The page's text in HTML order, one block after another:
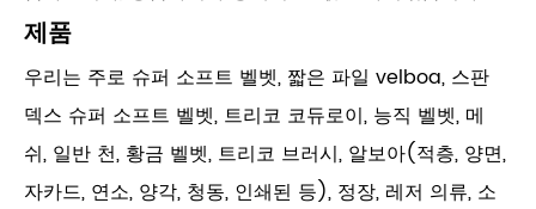
제품
우리는 주로 슈퍼 소프트 벨벳, 짧은 파일 velboa, 스판
덱스 슈퍼 소프트 벨벳, 트리코 코듀로이, 능직 벨벳, 메
쉬, 일반 천, 황금 벨벳, 트리코 브러시, 알보아(적층, 양면,
자카드, 연소, 양각, 청동, 인쇄된 등), 정장, 레저 의류, 소